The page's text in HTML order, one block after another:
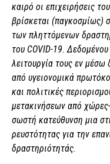
καιρό οι επιχειρήσεις
βρίσκεται (παγκοσμίως)
των πληττόμενων
του COVID-19.
λειτουργία τους εν μέσω
από υγειονομικά
και πολιτικές
μετακινήσεων από
σωστή κατεύθυνση μια
ρευστότητας για την
δραστηριότητάς.